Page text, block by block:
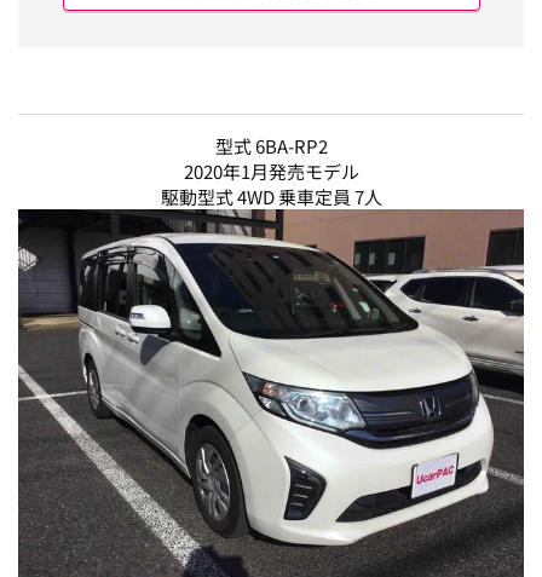
型式 6BA-RP2
2020年1月発売モデル
駆動型式 4WD 乗車定員 7人